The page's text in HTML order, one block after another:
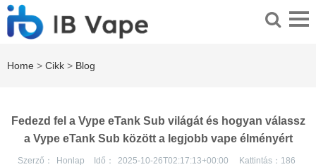
Home > Cikk > Blog
Fedezd fel a Vype eTank Sub világát és hogyan válassz
a Vype eTank Sub között a legjobb vape élményért
Szerző： Honlap Idő： 2025-10-26T02:17:13+00:00 Kattintás： 186